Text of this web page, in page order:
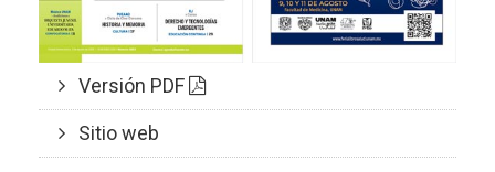
Versión PDF
Sitio web